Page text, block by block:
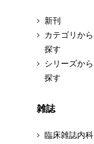
新刊
カテゴリから
探す
シリーズから
探す
雑誌
臨床雑誌内科